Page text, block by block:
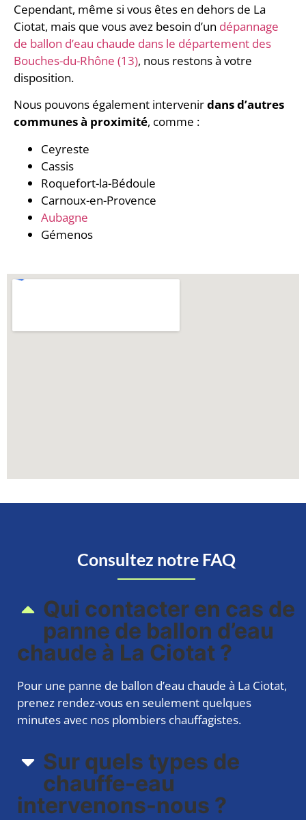
Cependant, même si vous êtes en dehors de La
Ciotat, mais que vous avez besoin d’un dépannage
de ballon d’eau chaude dans le département des
Bouches-du-Rhône (13), nous restons à votre
disposition.
Nous pouvons également intervenirdans d’autres
communes à proximité, comme :
Ceyreste
Cassis
Roquefort-la-Bédoule
Carnoux-en-Provence
Aubagne
Gémenos
Consultez notre FAQ
Qui contacter en cas de
panne de ballon d’eau
chaude à La Ciotat ?
Pour une panne de ballon d’eau chaude à La Ciotat,
prenez rendez-vous en seulement quelques
minutes avec nos plombiers chauffagistes.
Sur quels types de
chauffe-eau
intervenons-nous ?​